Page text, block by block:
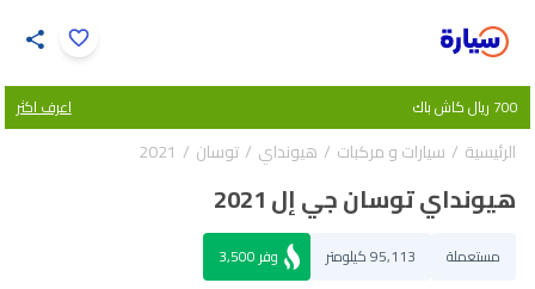
1
/
34 700 ريال كاش باك اعرف اكثر
الرئيسية سيارات و مركبات هيونداي توسان 2021
هيونداي توسان جي إل 2021
مستعملة 95,113 كيلومتر وفر3,500